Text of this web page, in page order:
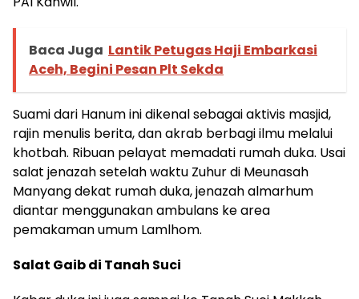
Baca Juga Lantik Petugas Haji Embarkasi
Aceh, Begini Pesan Plt Sekda
Suami dari Hanum ini dikenal sebagai aktivis masjid,
rajin menulis berita, dan akrab berbagi ilmu melalui
khotbah. Ribuan pelayat memadati rumah duka. Usai
salat jenazah setelah waktu Zuhur di Meunasah
Manyang dekat rumah duka, jenazah almarhum
diantar menggunakan ambulans ke area
pemakaman umum Lamlhom.
Salat Gaib di Tanah Suci